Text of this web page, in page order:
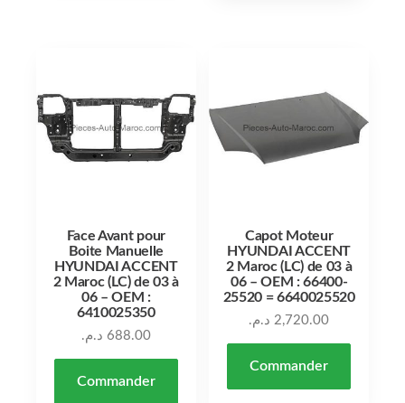
Face Avant pour
Boite Manuelle
HYUNDAI ACCENT
2 Maroc (LC) de 03 à
06 – OEM :
6410025350
688.00 د.م.
Commander
Capot Moteur
HYUNDAI ACCENT
2 Maroc (LC) de 03 à
06 – OEM : 66400-
25520 = 6640025520
2,720.00 د.م.
Commander